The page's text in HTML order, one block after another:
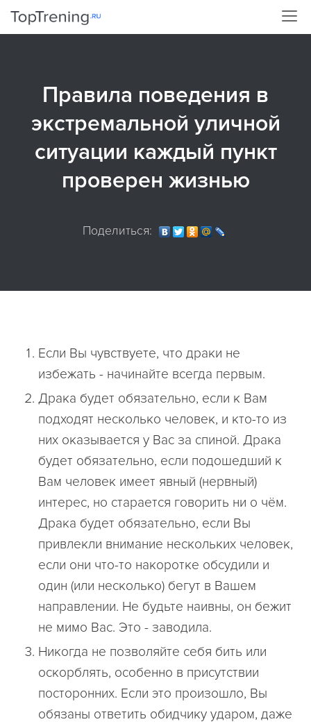
Правила поведения в
экстремальной уличной
ситуации каждый пункт
проверен жизнью
Поделиться:
Если Вы чувствуете, что драки не
избежать - начинайте всегда первым.
Драка будет обязательно, если к Вам
подходят несколько человек, и кто-то из
них оказывается у Вас за спиной. Драка
будет обязательно, если подошедший к
Вам человек имеет явный (нервный)
интерес, но старается говорить ни о чём.
Драка будет обязательно, если Вы
привлекли внимание нескольких человек,
если они что-то накоротке обсудили и
один (или несколько) бегут в Вашем
направлении. Не будьте наивны, он бежит
не мимо Вас. Это - заводила.
Никогда не позволяйте себя бить или
оскорблять, особенно в присутствии
посторонних. Если это произошло, Вы
обязаны ответить обидчику ударом, даже